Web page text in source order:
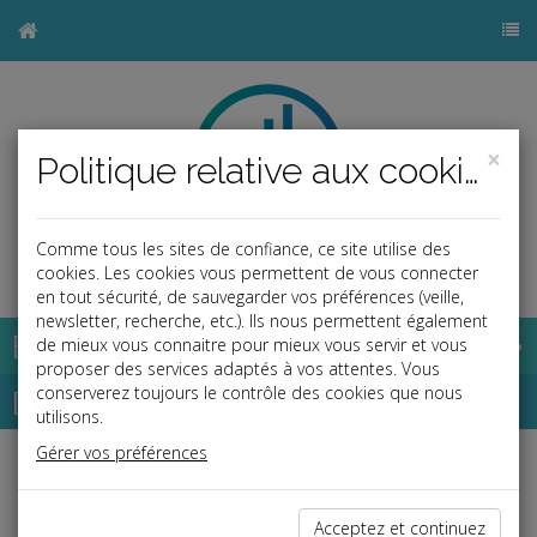
Base documentaire
Dépêches
Liste des dernières dépêches
×
Politique relative aux cookies
Comme tous les sites de confiance, ce site utilise des
cookies. Les cookies vous permettent de vous connecter
en tout sécurité, de sauvegarder vos préférences (veille,
newsletter, recherche, etc.). Ils nous permettent également
de mieux vous connaitre pour mieux vous servir et vous
proposer des services adaptés à vos attentes. Vous
conserverez toujours le contrôle des cookies que nous
utilisons.
Gérer vos préférences
Acceptez et continuez